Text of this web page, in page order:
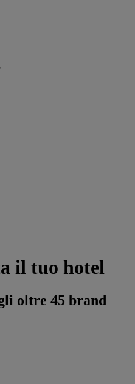
il tuo hotel
oltre 45 brand